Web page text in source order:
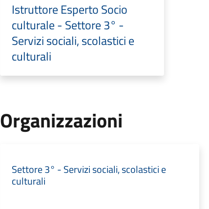
Istruttore Esperto Socio
culturale - Settore 3° -
Servizi sociali, scolastici e
culturali
Organizzazioni
Settore 3° - Servizi sociali, scolastici e
culturali